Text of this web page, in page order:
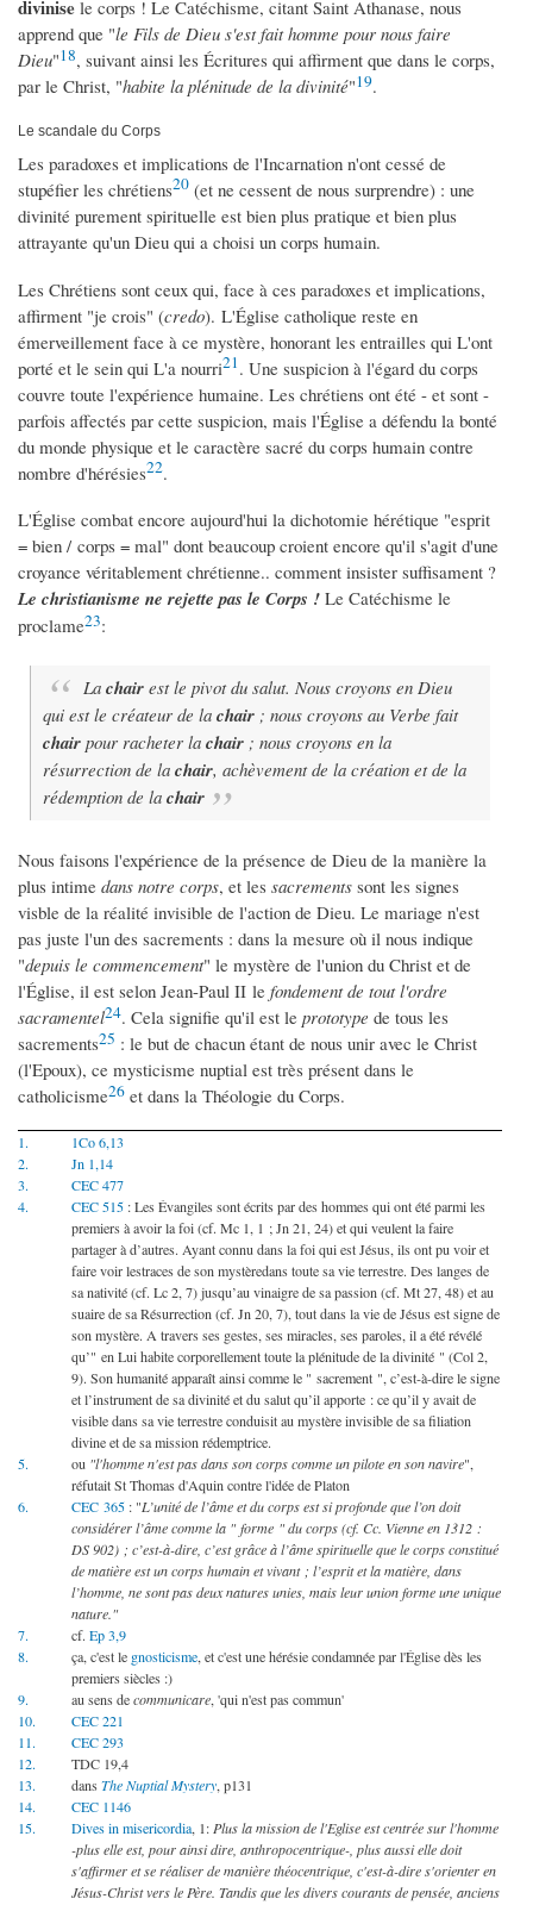
divinise le corps ! Le Catéchisme, citant Saint Athanase, nous
apprend que "le Fils de Dieu s'est fait homme pour nous faire
Dieu"18, suivant ainsi les Écritures qui affirment que dans le corps,
par le Christ, "habite la plénitude de la divinité"19.
Le scandale du Corps
Les paradoxes et implications de l'Incarnation n'ont cessé de
stupéfier les chrétiens20 (et ne cessent de nous surprendre) : une
divinité purement spirituelle est bien plus pratique et bien plus
attrayante qu'un Dieu qui a choisi un corps humain.
Les Chrétiens sont ceux qui, face à ces paradoxes et implications,
affirment "je crois" (credo). L'Église catholique reste en
émerveillement face à ce mystère, honorant les entrailles qui L'ont
porté et le sein qui L'a nourri21. Une suspicion à l'égard du corps
couvre toute l'expérience humaine. Les chrétiens ont été - et sont -
parfois affectés par cette suspicion, mais l'Église a défendu la bonté
du monde physique et le caractère sacré du corps humain contre
nombre d'hérésies22.
L'Église combat encore aujourd'hui la dichotomie hérétique "esprit
= bien / corps = mal" dont beaucoup croient encore qu'il s'agit d'une
croyance véritablement chrétienne.. comment insister suffisament ?
Le christianisme ne rejette pas le Corps ! Le Catéchisme le
proclame23:
La chair est le pivot du salut. Nous croyons en Dieu
qui est le créateur de la chair ; nous croyons au Verbe fait
chair pour racheter la chair ; nous croyons en la
résurrection de la chair, achèvement de la création et de la
rédemption de la chair
Nous faisons l'expérience de la présence de Dieu de la manière la
plus intime dans notre corps, et les sacrements sont les signes
visble de la réalité invisible de l'action de Dieu. Le mariage n'est
pas juste l'un des sacrements : dans la mesure où il nous indique
"depuis le commencement" le mystère de l'union du Christ et de
l'Église, il est selon Jean-Paul II le fondement de tout l'ordre
sacramentel24. Cela signifie qu'il est le prototype de tous les
sacrements25 : le but de chacun étant de nous unir avec le Christ
(l'Epoux), ce mysticisme nuptial est très présent dans le
catholicisme26 et dans la Théologie du Corps.
1.
1Co 6,13
2.
Jn 1,14
3.
CEC 477
4.
CEC 515 : Les Évangiles sont écrits par des hommes qui ont été parmi les
premiers à avoir la foi (cf. Mc 1, 1 ; Jn 21, 24) et qui veulent la faire
partager à d’autres. Ayant connu dans la foi qui est Jésus, ils ont pu voir et
faire voir lestraces de son mystèredans toute sa vie terrestre. Des langes de
sa nativité (cf. Lc 2, 7) jusqu’au vinaigre de sa passion (cf. Mt 27, 48) et au
suaire de sa Résurrection (cf. Jn 20, 7), tout dans la vie de Jésus est signe de
son mystère. A travers ses gestes, ses miracles, ses paroles, il a été révélé
qu’" en Lui habite corporellement toute la plénitude de la divinité " (Col 2,
9). Son humanité apparaît ainsi comme le " sacrement ", c’est-à-dire le signe
et l’instrument de sa divinité et du salut qu’il apporte : ce qu’il y avait de
visible dans sa vie terrestre conduisit au mystère invisible de sa filiation
divine et de sa mission rédemptrice.
5.
ou "l'homme n'est pas dans son corps comme un pilote en son navire",
réfutait St Thomas d'Aquin contre l'idée de Platon
6.
CEC 365 : "L’unité de l’âme et du corps est si profonde que l’on doit
considérer l’âme comme la " forme " du corps (cf. Cc. Vienne en 1312 :
DS 902) ; c’est-à-dire, c’est grâce à l’âme spirituelle que le corps constitué
de matière est un corps humain et vivant ; l’esprit et la matière, dans
l’homme, ne sont pas deux natures unies, mais leur union forme une unique
nature."
7.
cf.Ep 3,9
8.
ça, c'est le gnosticisme, et c'est une hérésie condamnée par l'Église dès les
premiers siècles :)
9.
au sens decommunicare, 'qui n'est pas commun'
10.
CEC 221
11.
CEC 293
12.
TDC 19,4
13.
dansThe Nuptial Mystery, p131
14.
CEC 1146
15.
Dives in misericordia, 1:Plus la mission de l'Eglise est centrée sur l'homme
-plus elle est, pour ainsi dire, anthropocentrique-, plus aussi elle doit
s'affirmer et se réaliser de manière théocentrique, c'est-à-dire s'orienter en
Jésus-Christ vers le Père. Tandis que les divers courants de pensée, anciens